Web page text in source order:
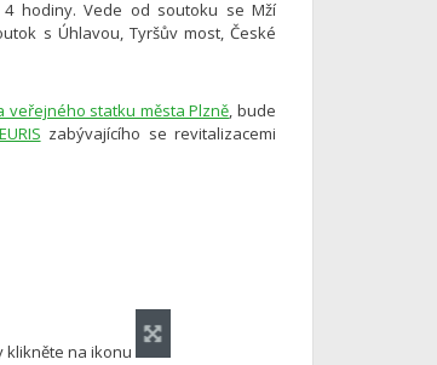
hodiny. Vede od soutoku se Mží
s Úhlavou, Tyršův most, České
veřejného statku města Plzně, bude
zabývajícího se revitalizacemi
klikněte na ikonu